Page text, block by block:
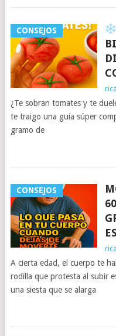
CONSEJOS
¿Te sobran tomates y te
te traigo una guía súper
gramo de
CONSEJOS
A cierta edad, el cuerpo te
rodilla que protesta al subir
una siesta que se alarga